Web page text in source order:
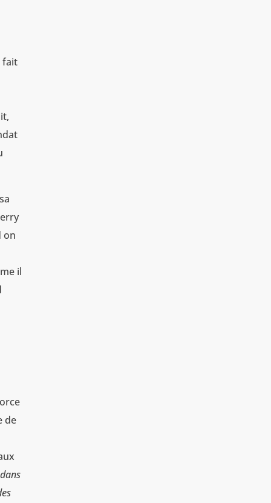
fait
on
il
de
dans